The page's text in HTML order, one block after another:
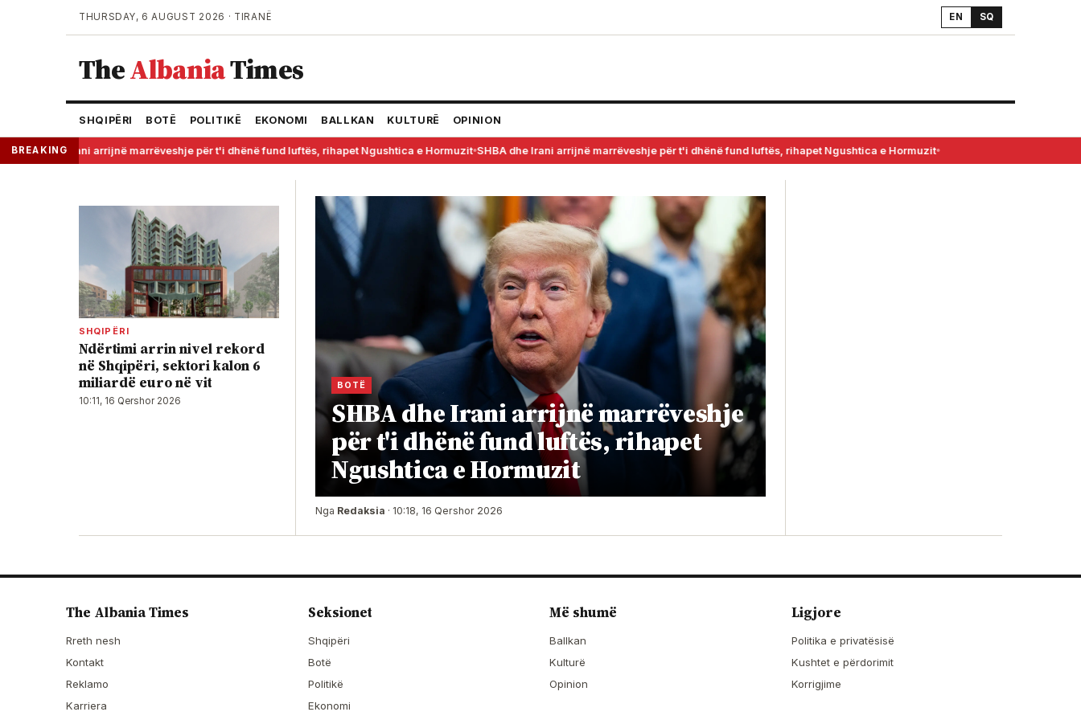
THURSDAY, 6 AUGUST 2026 · TIRANË EN SQ
TheAlbaniaTimes
SHQIPËRI BOTË POLITIKË EKONOMI BALLKAN KULTURË OPINION
BREAKING
SHBA dhe Irani arrijnë marrëveshje për t'i dhënë fund luftës, rihapet Ngushtica e Hormuzit●SHBA dhe Irani arrijnë marrëveshje për t'i dhënë fund luftës, rihapet Ngushtica e Hormuzit●
SHQIPËRI
Ndërtimi arrin nivel rekord
në Shqipëri, sektori kalon 6
miliardë euro në vit
10:11, 16 Qershor 2026
BOTË
SHBA dhe Irani arrijnë marrëveshje
për t'i dhënë fund luftës, rihapet
Ngushtica e Hormuzit
Nga Redaksia · 10:18, 16 Qershor 2026
The Albania Times
Rreth nesh
Kontakt
Reklamo
Karriera
Seksionet
Shqipëri
Botë
Politikë
Ekonomi
Më shumë
Ballkan
Kulturë
Opinion
Ligjore
Politika e privatësisë
Kushtet e përdorimit
Korrigjime